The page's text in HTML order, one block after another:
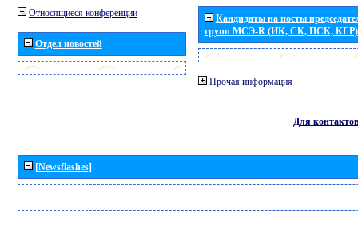
Относящиеся конференции
Отдел новостей
Кандидаты на посты
групп МСЭ-R (ИК, СК, ПСК, КГР)
Прочая информация
Для контактов
[Newsflashes]